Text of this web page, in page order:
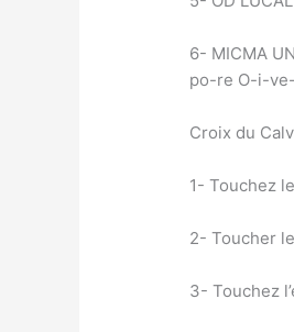
6- MICMA
po-re O-i-
Croix du
1- Touchez
2- Toucher
3- Touchez